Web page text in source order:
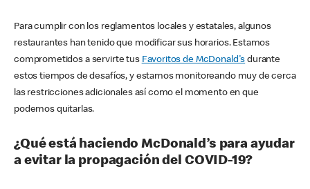
Para cumplir con los reglamentos locales y estatales, algunos
restaurantes han tenido que modificar sus horarios. Estamos
comprometidos a servirte tus Favoritos de McDonald's durante
estos tiempos de desafíos, y estamos monitoreando muy de cerca
las restricciones adicionales así como el momento en que
podemos quitarlas.
¿Qué está haciendo McDonald’s para ayudar
a evitar la propagación del COVID-19?